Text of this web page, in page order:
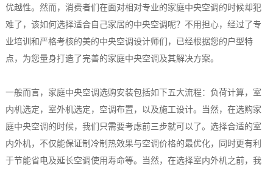
优越性。然而，消费者们在面对相对专业的家庭中央空调的时候却犯
难了，该如何选择适合自己家居的中央空调呢？不用担心，经过了专
业培训和严格考核的美的中央空调设计师们，已经根据您的户型特
点，为您量身打造了完善的家庭中央空调及其解决方案。
一般而言，家庭中央空调选购安装包括如下五大流程：负荷计算，室
内机选定，室外机选定，空调布置，以及施工设计。当然，在选购家
庭中央空调的时候，我们只需要考虑前三步就可以了。选择合适的室
内外机，不仅能保证制冷制热效果与空调价格的最优化，同时更有利
于节能省电及延长空调使用寿命等。当然，在选择室内外机之前，我